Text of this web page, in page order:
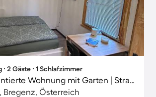
2 Gäste ∙ 1 Schlafzimmer
Familienorientierte Wohnung mit Garten | Strand in der Nähe
Bregenz, Österreich